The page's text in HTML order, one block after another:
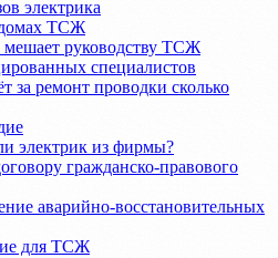
электрика
домах ТСЖ
мешает руководству ТСЖ
специалистов
за ремонт проводки сколько
электрик из фирмы?
гражданско-правового
аварийно-восстановительных
для ТСЖ